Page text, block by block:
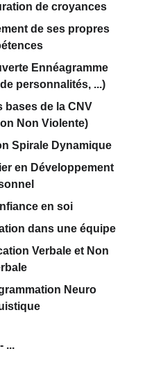
de croyances
de ses propres
Ennéagramme
personnalités, ...)
bases de la CNV
Non Violente)
Spirale Dynamique
en Développement
en soi
dans une équipe
Verbale et Non
Neuro
- ...